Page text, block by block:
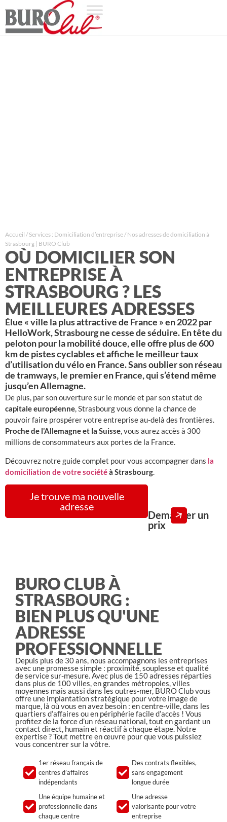
Accueil / Services : Domiciliation d’entreprise/ Nos adresses de domiciliation à
Strasbourg | BURO Club
OÙ DOMICILIER SON
ENTREPRISE À
STRASBOURG ? LES
MEILLEURES ADRESSES
Élue « ville la plus attractive de France » en 2022 par
HelloWork, Strasbourg ne cesse de séduire. En tête du
peloton pour la mobilité douce, elle offre plus de 600
km de pistes cyclables et affiche le meilleur taux
d’utilisation du vélo en France. Sans oublier son réseau
de tramways, le premier en France, qui s’étend même
jusqu’en Allemagne.
De plus, par son ouverture sur le monde et par son statut de
capitale européenne, Strasbourg vous donne la chance de
pouvoir faire prospérer votre entreprise au-delà des frontières.
Proche de l’Allemagne et la Suisse, vous aurez accès à 300
millions de consommateurs aux portes de la France.
Découvrez notre guide complet pour vous accompagner dans la
domiciliation de votre sociétéà Strasbourg
Je trouve ma nouvelle
adresse
Demander un
prix
BURO CLUB À
STRASBOURG :
BIEN PLUS QU'UNE
ADRESSE
PROFESSIONNELLE
Depuis plus de 30 ans, nous accompagnons les entreprises
avec une promesse simple : proximité, souplesse et qualité
de service sur-mesure. Avec plus de 150 adresses réparties
dans plus de 100 villes, en grandes métropoles, villes
moyennes mais aussi dans les outres-mer, BURO Club vous
offre une implantation stratégique pour votre image de
marque, là où vous en avez besoin : en centre-ville, dans les
quartiers d’affaires ou en périphérie facile d’accès ! Vous
profitez de la force d’un réseau national, tout en gardant un
contact direct, humain et réactif à chaque étape. Notre
expertise ? Tout mettre en œuvre pour que vous puissiez
vous concentrer sur la vôtre.
1er réseau français de
centres d’affaires
indépendants
Une équipe humaine et
professionnelle dans
chaque centre
Des contrats flexibles,
sans engagement
longue durée
Une adresse
valorisante pour votre
entreprise